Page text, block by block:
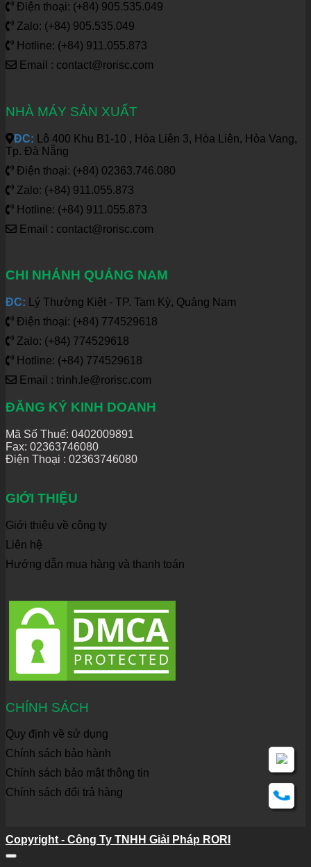
Điện thoại: (+84) 905.535.049
Zalo: (+84) 905.535.049
Hotline: (+84) 911.055.873
Email : contact@rorisc.com
NHÀ MÁY SẢN XUẤT
ĐC: Lô 400 Khu B1-10 , Hòa Liên 3, Hòa Liên, Hòa Vang,
Tp. Đà Nẵng
Điện thoại: (+84) 02363.746.080
Zalo: (+84) 911.055.873
Hotline: (+84) 911.055.873
Email : contact@rorisc.com
CHI NHÁNH QUẢNG NAM
ĐC: Lý Thường Kiệt - TP. Tam Kỳ, Quảng Nam
Điện thoại: (+84) 774529618
Zalo: (+84) 774529618
Hotline: (+84) 774529618
Email : trinh.le@rorisc.com
ĐĂNG KÝ KINH DOANH
Mã Số Thuế: 0402009891
Fax: 02363746080
Điện Thoại : 02363746080
GIỚI THIỆU
Giới thiệu về công ty
Liên hệ
Hướng dẫn mua hàng và thanh toán
CHÍNH SÁCH
Quy định về sử dụng
Chính sách bảo hành
Chính sách bảo mật thông tin
Chính sách đổi trả hàng
Copyright - Công Ty TNHH Giải Pháp RORI